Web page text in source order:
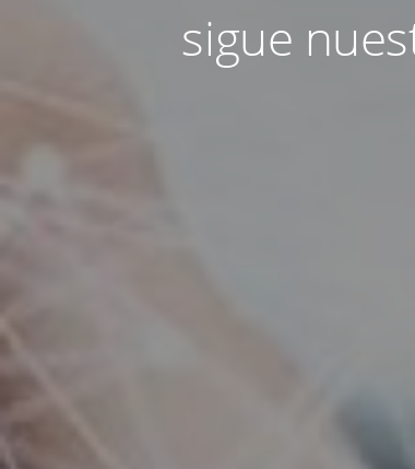
sigue